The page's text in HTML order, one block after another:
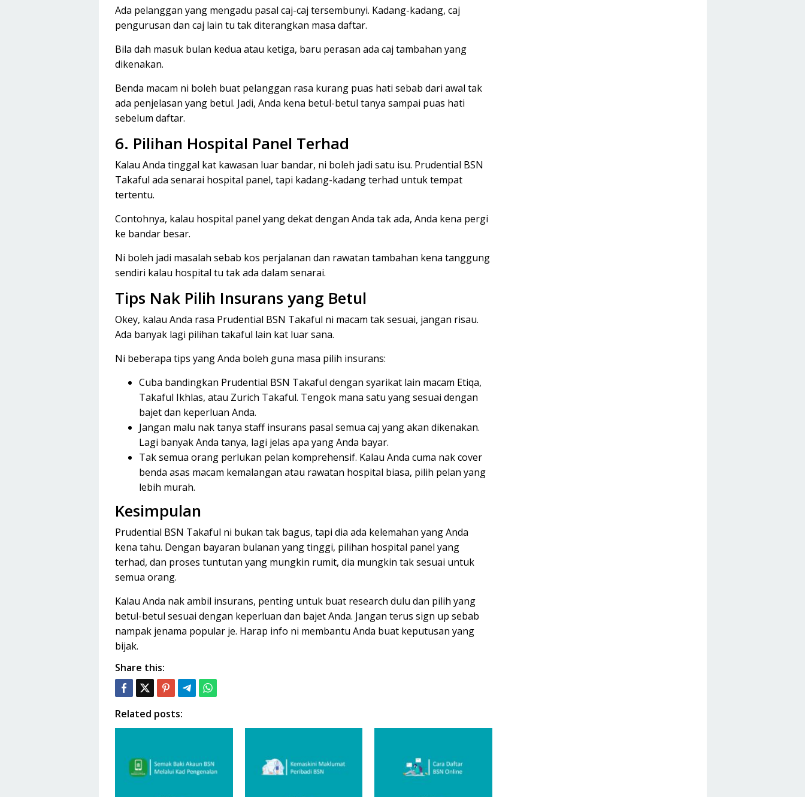
Ada pelanggan yang mengadu pasal caj-caj tersembunyi. Kadang-kadang, caj
pengurusan dan caj lain tu tak diterangkan masa daftar.
Bila dah masuk bulan kedua atau ketiga, baru perasan ada caj tambahan yang
dikenakan.
Benda macam ni boleh buat pelanggan rasa kurang puas hati sebab dari awal tak
ada penjelasan yang betul. Jadi, Anda kena betul-betul tanya sampai puas hati
sebelum daftar.
6. Pilihan Hospital Panel Terhad
Kalau Anda tinggal kat kawasan luar bandar, ni boleh jadi satu isu. Prudential BSN
Takaful ada senarai hospital panel, tapi kadang-kadang terhad untuk tempat
tertentu.
Contohnya, kalau hospital panel yang dekat dengan Anda tak ada, Anda kena pergi
ke bandar besar.
Ni boleh jadi masalah sebab kos perjalanan dan rawatan tambahan kena tanggung
sendiri kalau hospital tu tak ada dalam senarai.
Tips Nak Pilih Insurans yang Betul
Okey, kalau Anda rasa Prudential BSN Takaful ni macam tak sesuai, jangan risau.
Ada banyak lagi pilihan takaful lain kat luar sana.
Ni beberapa tips yang Anda boleh guna masa pilih insurans:
Cuba bandingkan Prudential BSN Takaful dengan syarikat lain macam Etiqa,
Takaful Ikhlas, atau Zurich Takaful. Tengok mana satu yang sesuai dengan
bajet dan keperluan Anda.
Jangan malu nak tanya staff insurans pasal semua caj yang akan dikenakan.
Lagi banyak Anda tanya, lagi jelas apa yang Anda bayar.
Tak semua orang perlukan pelan komprehensif. Kalau Anda cuma nak cover
benda asas macam kemalangan atau rawatan hospital biasa, pilih pelan yang
lebih murah.
Kesimpulan
Prudential BSN Takaful ni bukan tak bagus, tapi dia ada kelemahan yang Anda
kena tahu. Dengan bayaran bulanan yang tinggi, pilihan hospital panel yang
terhad, dan proses tuntutan yang mungkin rumit, dia mungkin tak sesuai untuk
semua orang.
Kalau Anda nak ambil insurans, penting untuk buat research dulu dan pilih yang
betul-betul sesuai dengan keperluan dan bajet Anda. Jangan terus sign up sebab
nampak jenama popular je. Harap info ni membantu Anda buat keputusan yang
bijak.
Share this:
Related posts: